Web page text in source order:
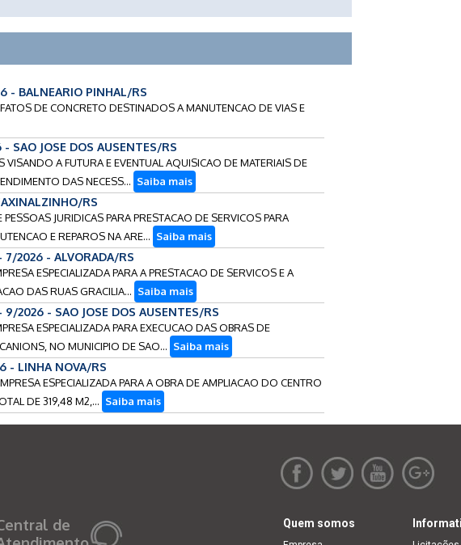
- BALNEARIO PINHAL/RS
DE CONCRETO DESTINADOS A MANUTENCAO DE VIAS E
SAO JOSE DOS AUSENTES/RS
A FUTURA E EVENTUAL AQUISICAO DE MATERIAIS DE
DAS NECESS... Saiba mais
RS
JURIDICAS PARA PRESTACAO DE SERVICOS PARA
E REPAROS NA ARE... Saiba mais
7/2026 - ALVORADA/RS
ESPECIALIZADA PARA A PRESTACAO DE SERVICOS E A
DAS RUAS GRACILIA... Saiba mais
9/2026 - SAO JOSE DOS AUSENTES/RS
ESPECIALIZADA PARA EXECUCAO DAS OBRAS DE
NO MUNICIPIO DE SAO... Saiba mais
- LINHA NOVA/RS
ESPECIALIZADA PARA A OBRA DE AMPLIACAO DO CENTRO
DE 319,48 M2,... Saiba mais
de
Quem somos